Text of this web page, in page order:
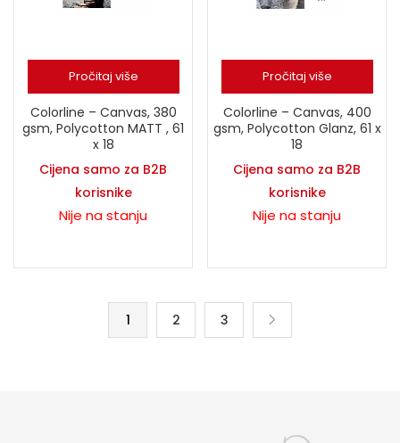
Pročitaj više
Colorline – Canvas, 380
gsm, Polycotton MATT , 61
x 18
Cijena samo za B2B
korisnike
Nije na stanju
Pročitaj više
Colorline – Canvas, 400
gsm, Polycotton Glanz, 61 x
18
Cijena samo za B2B
korisnike
Nije na stanju
1 2 3